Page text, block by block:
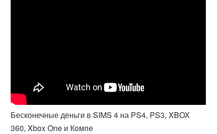
Бесконечные деньги в SIMS 4 на PS4, PS3, XBOX
360, Xbox One и Компе